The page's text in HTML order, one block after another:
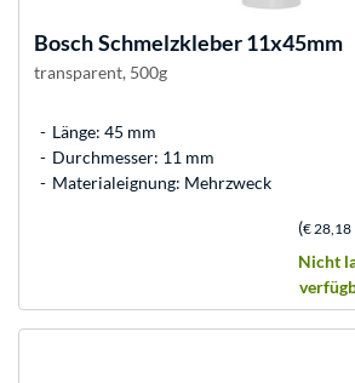
BoschSchmelzkleber 11x45mm
transparent, 500g
Länge: 45 mm
Durchmesser: 11 mm
Materialeignung: Mehrzweck
(€ 28,18
Nicht